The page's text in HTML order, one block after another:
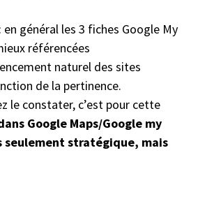
en général les 3 fiches Google My
référencées
naturel des sites
de la pertinence.
le constater, c’est pour cette
Google Maps/Google my
seulement stratégique, mais